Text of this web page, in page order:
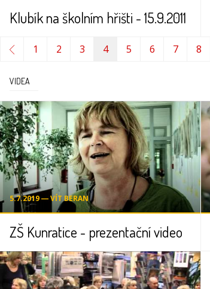
Klubík na školním hřišti - 15.9.2011
1 2 3 4 5 6 7 8
VIDEA
5.7.2019 ― VÍT BERAN
ZŠ Kunratice - prezentační video